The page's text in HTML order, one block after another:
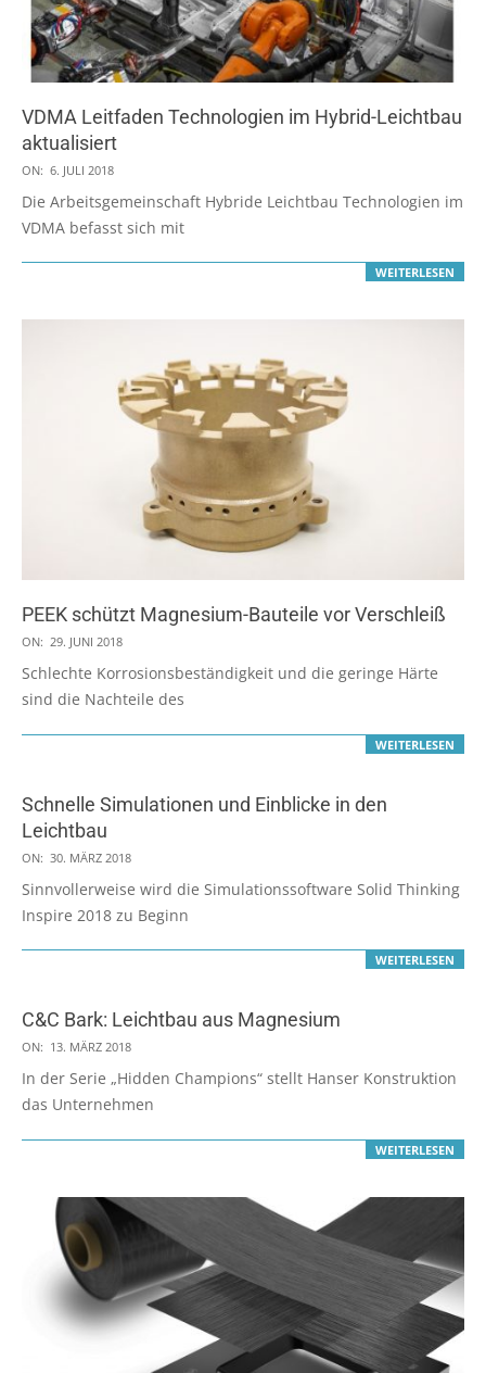
VDMA Leitfaden Technologien im Hybrid-Leichtbau
aktualisiert
2018-
07-
06
ON: 6. JULI 2018
Die Arbeitsgemeinschaft Hybride Leichtbau Technologien im
VDMA befasst sich mit
WEITERLESEN
PEEK schützt Magnesium-Bauteile vor Verschleiß
2018-
06-
29
ON: 29. JUNI 2018
Schlechte Korrosionsbeständigkeit und die geringe Härte
sind die Nachteile des
WEITERLESEN
Schnelle Simulationen und Einblicke in den
Leichtbau
2018-
03-
30
ON: 30. MÄRZ 2018
Sinnvollerweise wird die Simulationssoftware Solid Thinking
Inspire 2018 zu Beginn
WEITERLESEN
C&C Bark: Leichtbau aus Magnesium
2018-
03-
13
ON: 13. MÄRZ 2018
In der Serie „Hidden Champions“ stellt Hanser Konstruktion
das Unternehmen
WEITERLESEN